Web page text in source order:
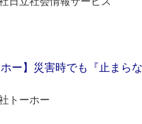
ホー】災害時でも『止ま
トーホー